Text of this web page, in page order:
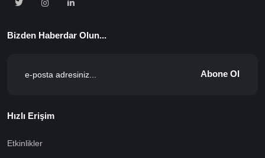
Bizden Haberdar Olun...
Abone Ol
Hızlı Erişim
Etkinlikler